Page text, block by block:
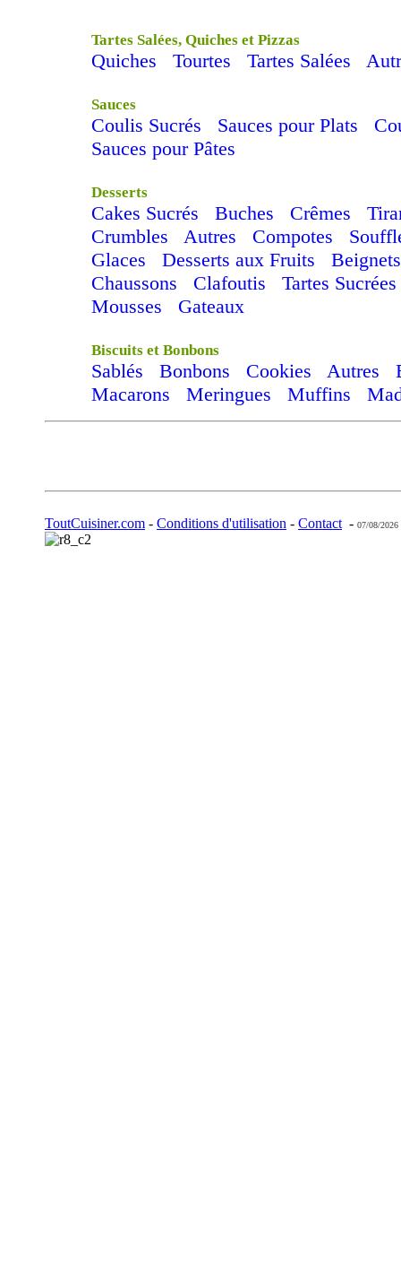
Tartes Salées, Quiches et Pizzas
Quiches Tourtes Tartes Salées
Sauces
Coulis Sucrés Sauces pour Plats
Sauces pour Pâtes
Desserts
Cakes Sucrés Buches Crêmes
Crumbles
Autres Compotes
Glaces
Desserts aux Fruits
Beignets
Chaussons
Clafoutis
Tartes Sucrées
Mousses
Gateaux
Biscuits et Bonbons
Sablés Bonbons Cookies Autres
Macarons
Meringues Muffins
ToutCuisiner.com - Conditions d'utilisation - Contact - 07/08/2026